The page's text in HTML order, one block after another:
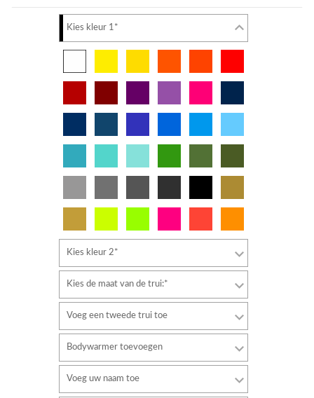
Kies kleur 1*
Kies kleur 2*
Kies de maat van de trui:*
Voeg een tweede trui toe
Bodywarmer toevoegen
Voeg uw naam toe